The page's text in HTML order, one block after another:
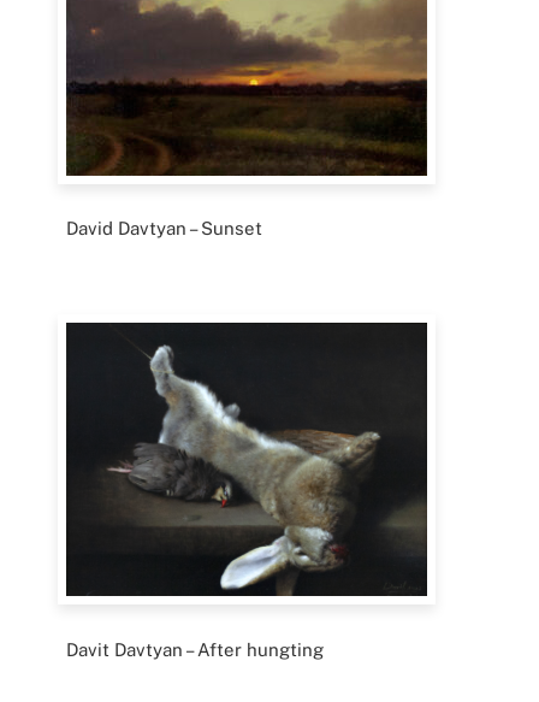
David Davtyan – Sunset
Davit Davtyan – After hungting